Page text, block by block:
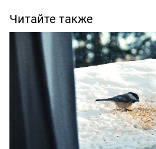
Читайте также